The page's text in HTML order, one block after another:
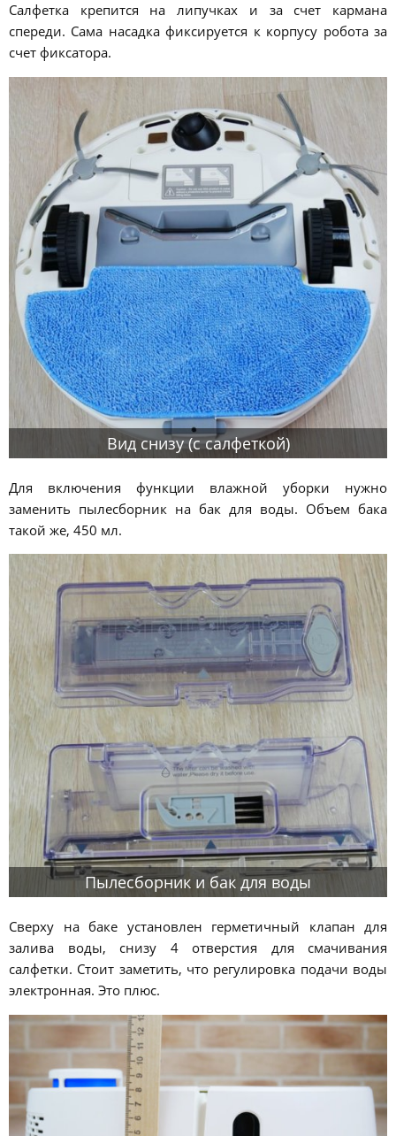
Салфетка крепится на липучках и за счет кармана
спереди. Сама насадка фиксируется к корпусу робота за
счет фиксатора.
Вид снизу (с салфеткой)
Для включения функции влажной уборки нужно
заменить пылесборник на бак для воды. Объем бака
такой же, 450 мл.
Пылесборник и бак для воды
Сверху на баке установлен герметичный клапан для
залива воды, снизу 4 отверстия для смачивания
салфетки. Стоит заметить, что регулировка подачи воды
электронная. Это плюс.